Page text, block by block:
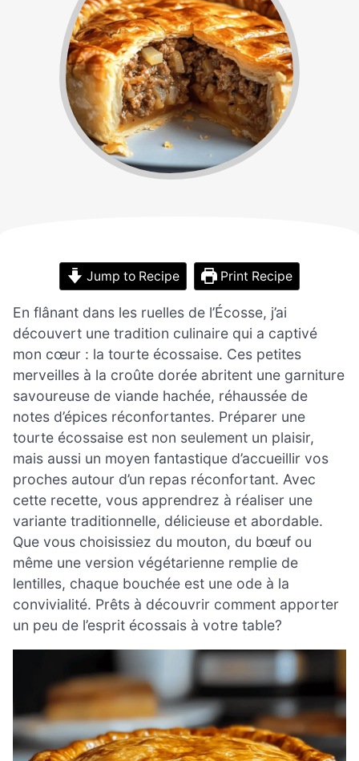
Jump to Recipe Print Recipe
En flânant dans les ruelles de l’Écosse, j’ai
découvert une tradition culinaire qui a captivé
mon cœur : la tourte écossaise. Ces petites
merveilles à la croûte dorée abritent une garniture
savoureuse de viande hachée, réhaussée de
notes d’épices réconfortantes. Préparer une
tourte écossaise est non seulement un plaisir,
mais aussi un moyen fantastique d’accueillir vos
proches autour d’un repas réconfortant. Avec
cette recette, vous apprendrez à réaliser une
variante traditionnelle, délicieuse et abordable.
Que vous choisissiez du mouton, du bœuf ou
même une version végétarienne remplie de
lentilles, chaque bouchée est une ode à la
convivialité. Prêts à découvrir comment apporter
un peu de l’esprit écossais à votre table?